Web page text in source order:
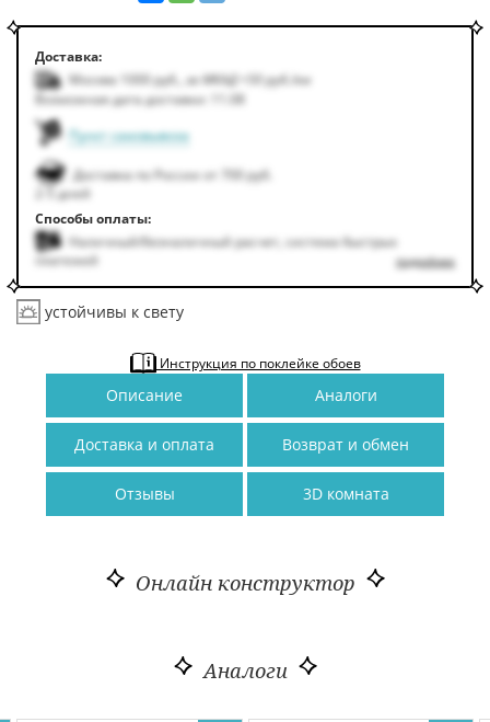
Доставка:
Москва 1000руб. за МКАД +50руб. /км
Возможная дата доставки: 11.08
Пункт самовывоза
Доставка по России от 700 руб.
2-5 дней
Способы оплаты:
Наличный/безналичный расчет, система быстрых
платежей
подробнее
устойчивы к свету
Инструкция по поклейке обоев
Описание Аналоги
Доставка и оплата Возврат и обмен
Отзывы 3D комната
Онлайн конструктор
Аналоги